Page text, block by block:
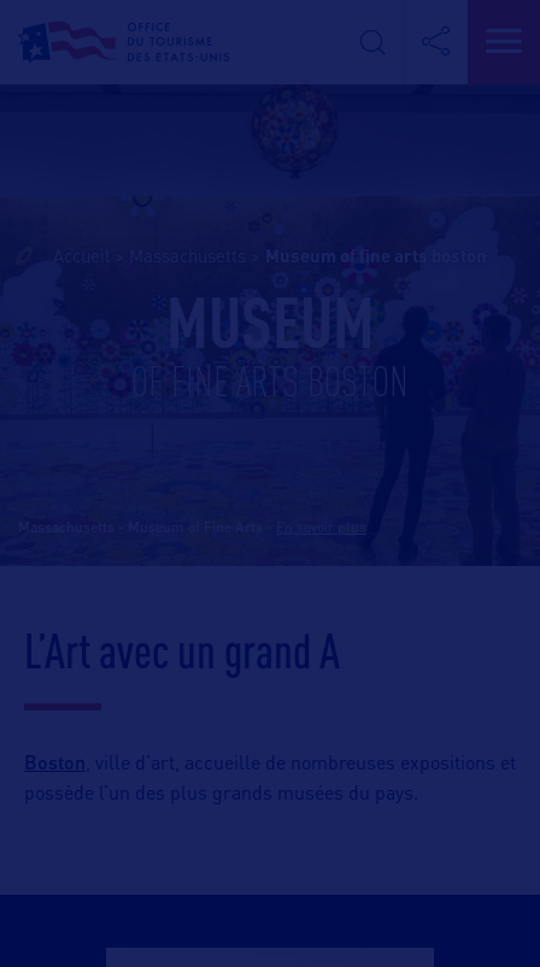
museum of fine arts boston
MUSEUM
OF FINE ARTS BOSTON
Massachusetts - Museum of Fine Arts
L’Art avec un grand A
Boston
, ville d’art, accueille de nombreuses expositions et
possède l’un des plus grands musées du pays.